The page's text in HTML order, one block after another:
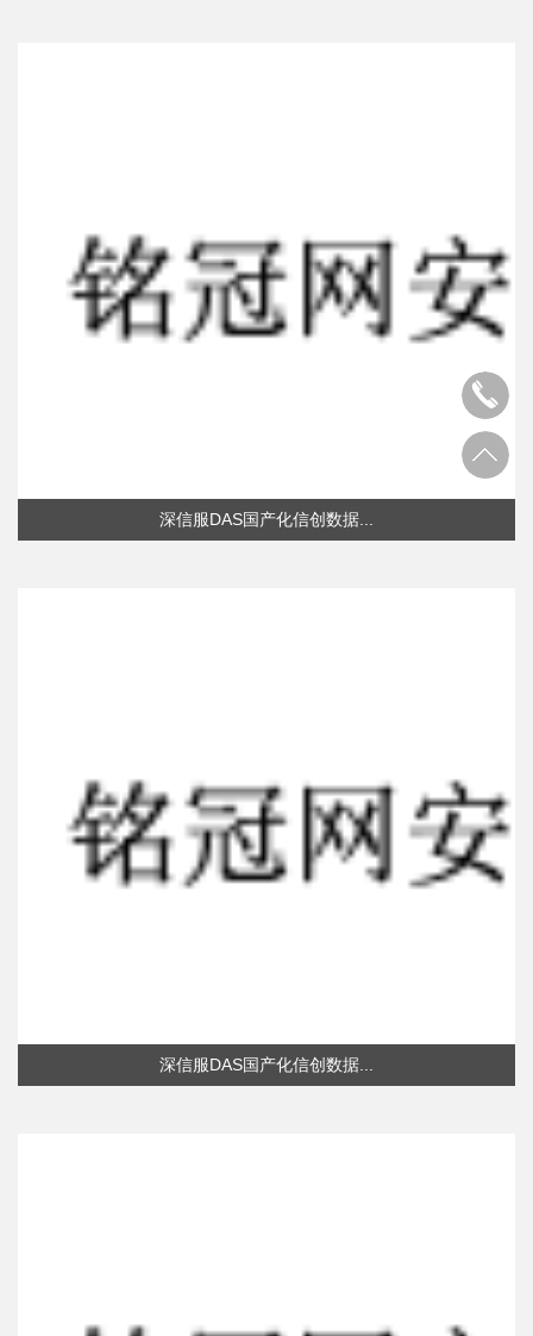
深信服DAS国产化信创数据...
深信服DAS国产化信创数据...